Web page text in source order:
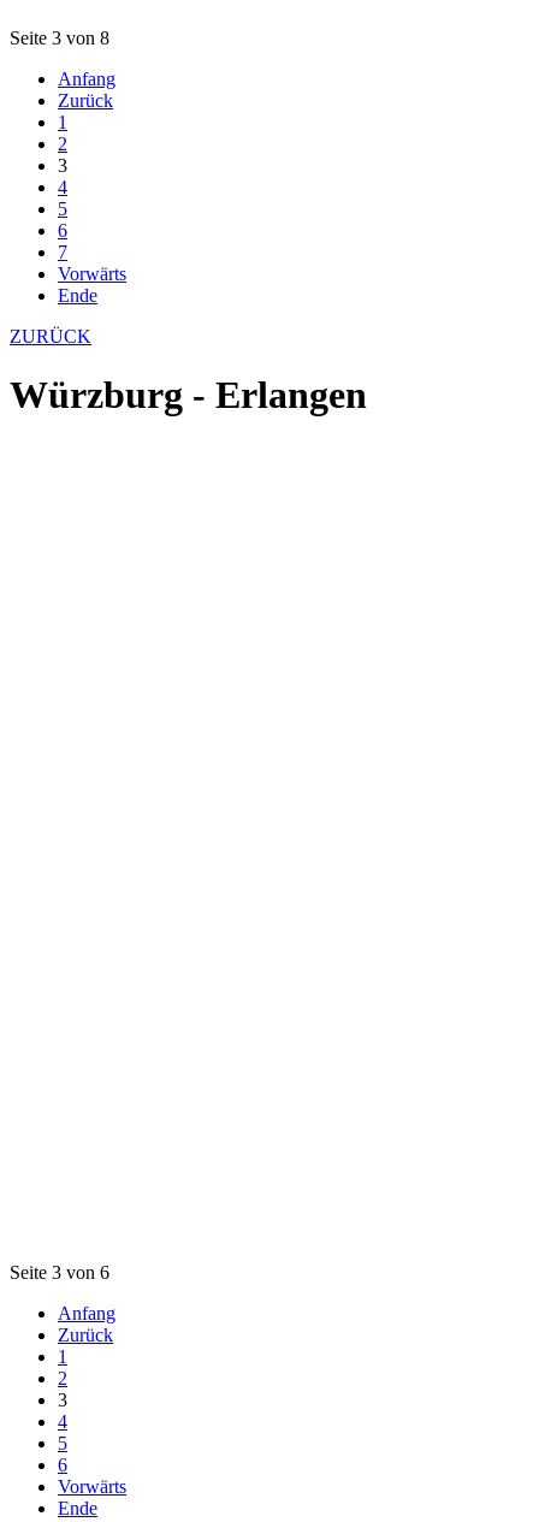
Seite 3 von 8
Anfang
Zurück
1
2
3
4
5
6
7
Vorwärts
Ende
ZURÜCK
Würzburg - Erlangen
Seite 3 von 6
Anfang
Zurück
1
2
3
4
5
6
Vorwärts
Ende